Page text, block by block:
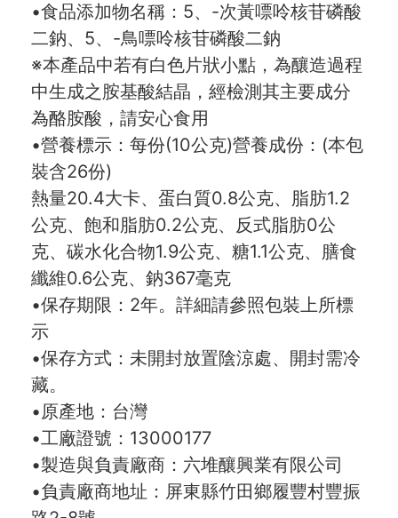
•食品添加物名稱：5、-次黃嘌呤核苷磷酸
二鈉、5、-鳥嘌呤核苷磷酸二鈉
※本產品中若有白色片狀小點，為釀造過程
中生成之胺基酸結晶，經檢測其主要成分
為酪胺酸，請安心食用
•營養標示：每份(10公克)營養成份：(本包
裝含26份)
熱量20.4大卡、蛋白質0.8公克、脂肪1.2
公克、飽和脂肪0.2公克、反式脂肪0公
克、碳水化合物1.9公克、糖1.1公克、膳食
纖維0.6公克、鈉367毫克
•保存期限：2年。詳細請參照包裝上所標
示
•保存方式：未開封放置陰涼處、開封需冷
藏。
•原產地：台灣
•工廠證號：13000177
•製造與負責廠商：六堆釀興業有限公司
•負責廠商地址：屏東縣竹田鄉履豐村豐振